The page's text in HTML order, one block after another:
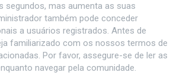
segundos, mas aumenta as suas
também pode conceder
a usuários registrados. Antes de
familiarizado com os nossos termos de
Por favor, assegure-se de ler as
navegar pela comunidade.